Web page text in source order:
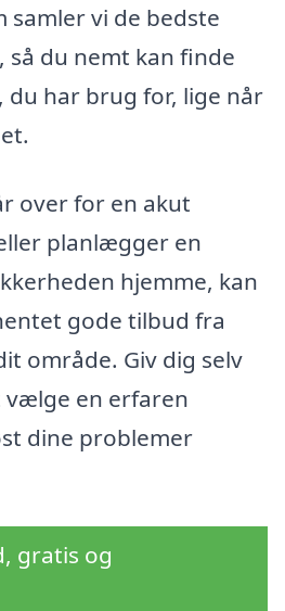
samler vi de bedste
så du nemt kan finde
har brug for, lige når
over for en akut
planlægger en
hjemme, kan
gode tilbud fra
område. Giv dig selv
en erfaren
dine problemer
gratis og